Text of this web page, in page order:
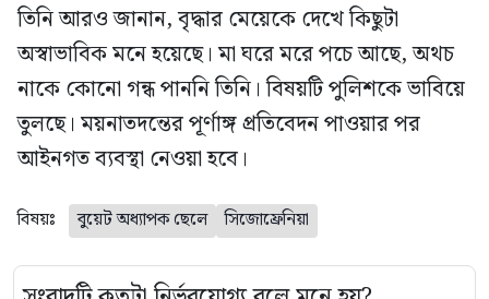
তিনি আরও জানান, বৃদ্ধার মেয়েকে দেখে কিছুটা
অস্বাভাবিক মনে হয়েছে। মা ঘরে মরে পচে আছে, অথচ
নাকে কোনো গন্ধ পাননি তিনি। বিষয়টি পুলিশকে ভাবিয়ে
তুলছে। ময়নাতদন্তের পূর্ণাঙ্গ প্রতিবেদন পাওয়ার পর
আইনগত ব্যবস্থা নেওয়া হবে।
বিষয়ঃ বুয়েট অধ্যাপক ছেলে সিজোফ্রেনিয়া